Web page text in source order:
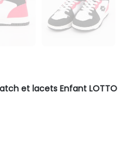
et lacets Enfant LOTTO